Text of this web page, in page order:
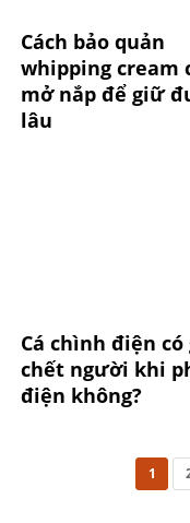
Cách bảo quản
whipping cream
mở nắp để giữ
lâu
Cá chình điện
chết người khi
điện không?
1